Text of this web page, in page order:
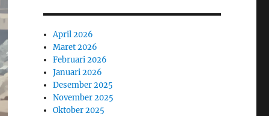
April 2026
Maret 2026
Februari 2026
Januari 2026
Desember 2025
November 2025
Oktober 2025